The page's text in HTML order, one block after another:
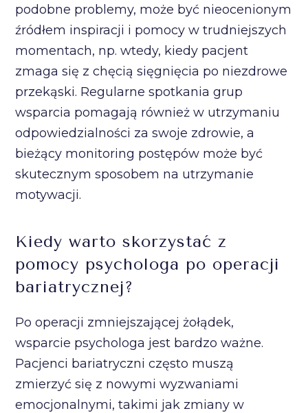
podobne problemy, może być nieocenionym
źródłem inspiracji i pomocy w trudniejszych
momentach, np. wtedy, kiedy pacjent
zmaga się z chęcią sięgnięcia po niezdrowe
przekąski. Regularne spotkania grup
wsparcia pomagają również w utrzymaniu
odpowiedzialności za swoje zdrowie, a
bieżący monitoring postępów może być
skutecznym sposobem na utrzymanie
motywacji.
Kiedy warto skorzystać z
pomocy psychologa po operacji
bariatrycznej?
Po operacji zmniejszającej żołądek,
wsparcie psychologa jest bardzo ważne.
Pacjenci bariatryczni często muszą
zmierzyć się z nowymi wyzwaniami
emocjonalnymi, takimi jak zmiany w